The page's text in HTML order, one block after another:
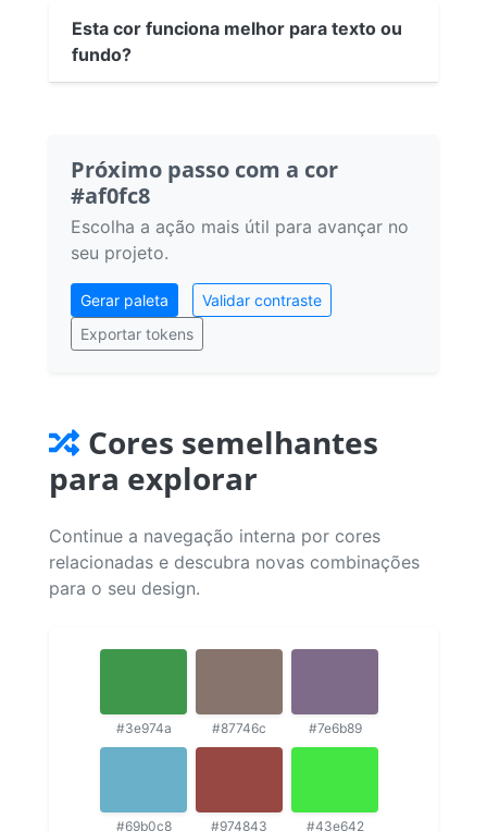
Esta cor funciona melhor para texto ou
fundo?
Próximo passo com a cor
#af0fc8
Escolha a ação mais útil para avançar no
seu projeto.
Gerar paleta
Validar contraste
Exportar tokens
Cores semelhantes
para explorar
Continue a navegação interna por cores
relacionadas e descubra novas combinações
para o seu design.
#3e974a #87746c #7e6b89
#69b0c8 #974843 #43e642